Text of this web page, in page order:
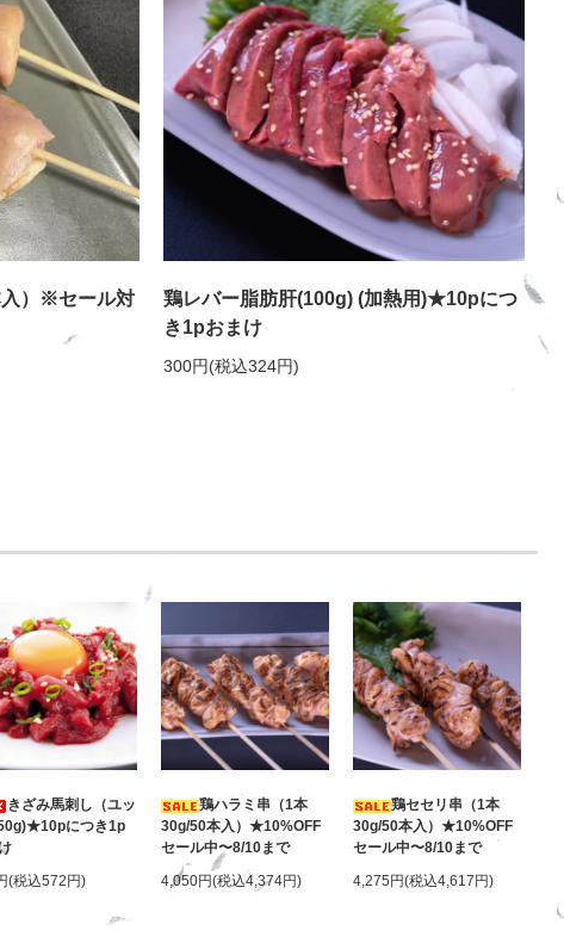
入）※セール対
鶏レバー脂肪肝(100g) (加熱用)★10pにつ
き1pおまけ
300円(税込324円)
きざみ馬刺し（ユッ
につき1p
(税込572円)
鶏ハラミ串（1本
30g/50本入）★10%OFF
セール中〜8/10まで
4,050円(税込4,374円)
鶏セセリ串（1本
30g/50本入）★10%OFF
セール中〜8/10まで
4,275円(税込4,617円)